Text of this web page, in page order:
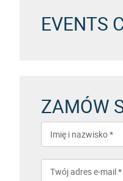
EVENTS
ZAMÓW